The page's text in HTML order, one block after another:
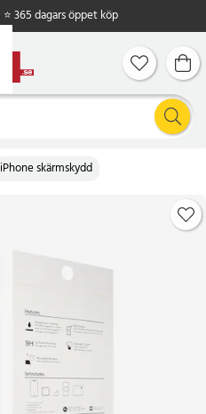
⭐ 365 dagars öppet köp
iPhone skärmskydd